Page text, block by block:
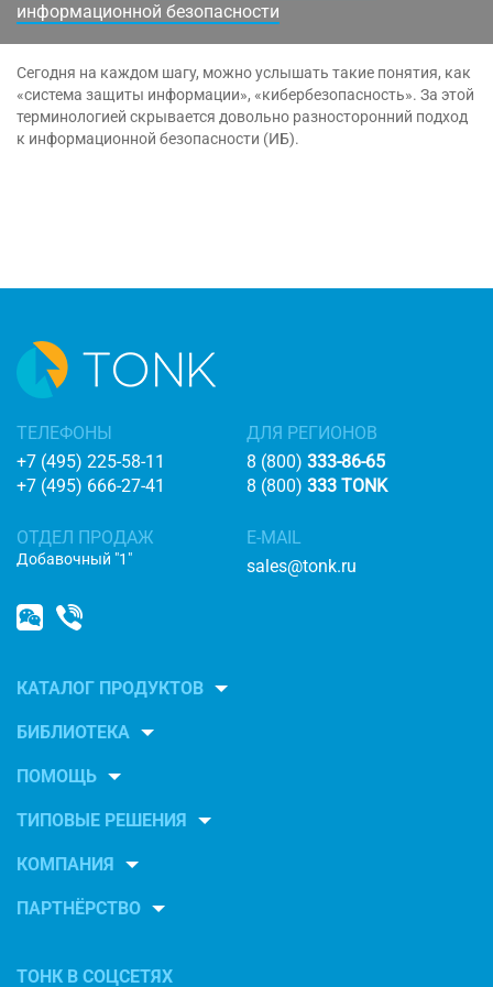
информационной безопасности
Сегодня на каждом шагу, можно услышать такие понятия, как
«система защиты информации», «кибербезопасность». За этой
терминологией скрывается довольно разносторонний подход
к информационной безопасности (ИБ).
ТЕЛЕФОНЫ
+7 (495) 225-58-11
+7 (495) 666-27-41
ДЛЯ РЕГИОНОВ
8 (800) 333-86-65
8 (800) 333 TONK
ОТДЕЛ ПРОДАЖ
Добавочный "1"
E-MAIL
sales@tonk.ru
КАТАЛОГ ПРОДУКТОВ
БИБЛИОТЕКА
ПОМОЩЬ
ТИПОВЫЕ РЕШЕНИЯ
КОМПАНИЯ
ПАРТНЁРСТВО
ТОНК В СОЦСЕТЯХ